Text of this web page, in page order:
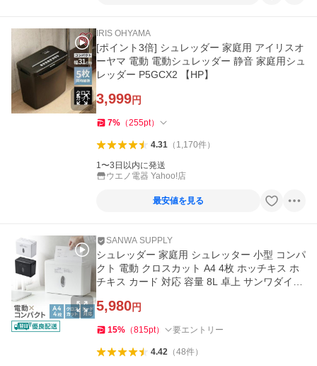
IRIS OHYAMA
[ポイント3倍] シュレッダー 家庭用 アイリスオ
ーヤマ 電動 電動シュレッダー 静音 家庭用シュ
レッダー P5GCX2 【HP】
3,999円
7% （255pt）
4.31（ 1,170件）
1〜3日以内に発送
ウエノ電器 Yahoo!店
最安値を見る
SANWA SUPPLY
シュレッダー 家庭用 シュレッター 小型 コンパ
クト 電動 クロスカット A4 4枚 ホッチキス ホ
チキス カード 対応 容量 8L 卓上 サンワダイレ
5,980円
15% （815pt） 要エントリー
4.42（48件）